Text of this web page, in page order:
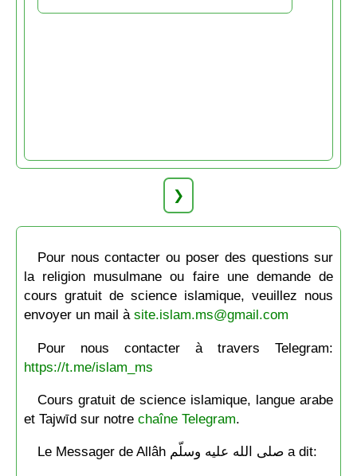
❯
Pour nous contacter ou poser des questions sur
la religion musulmane ou faire une demande de
cours gratuit de science islamique, veuillez nous
envoyer un mail à site.islam.ms@gmail.com
Pour nous contacter à travers Telegram:
https://t.me/islam_ms
Cours gratuit de science islamique, langue arabe
et Tajwīd sur notre chaîne Telegram.
Le Messager de Allâh صلى الله عليه وسلّم a dit: